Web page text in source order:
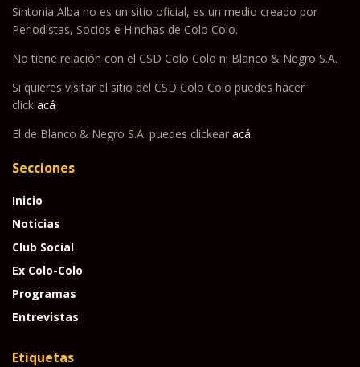
Sintonía Alba no es un sitio oficial, es un medio creado por
Periodistas, Socios e Hinchas de Colo Colo.
No tiene relación con el CSD Colo Colo ni Blanco & Negro S.A.
Si quieres visitar el sitio del CSD Colo Colo puedes hacer
click acá
El de Blanco & Negro S.A. puedes clickear acá.
Secciones
Inicio
Noticias
Club Social
Ex Colo-Colo
Programas
Entrevistas
Etiquetas